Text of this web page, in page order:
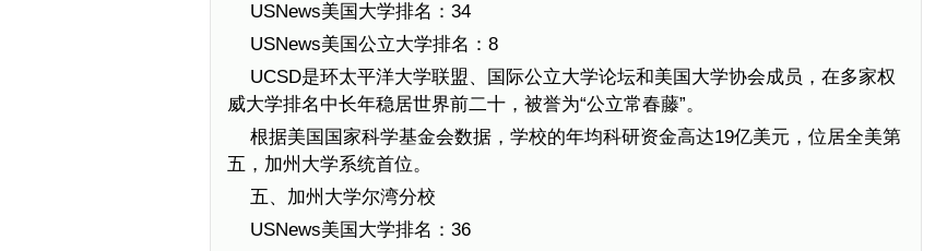
USNews美国大学排名：34
USNews美国公立大学排名：8
UCSD是环太平洋大学联盟、国际公立大学论坛和美国大学协会成员，在多家权
威大学排名中长年稳居世界前二十，被誉为“公立常春藤”。
根据美国国家科学基金会数据，学校的年均科研资金高达19亿美元，位居全美第
五，加州大学系统首位。
五、加州大学尔湾分校
USNews美国大学排名：36